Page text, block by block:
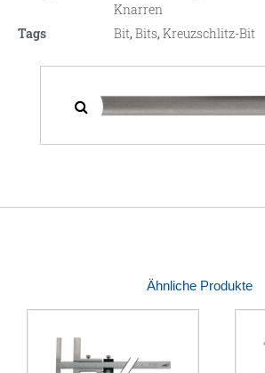
Knarren
Tags
Bit,Bits,Kreuzschlitz-Bit
Ähnliche Produkte